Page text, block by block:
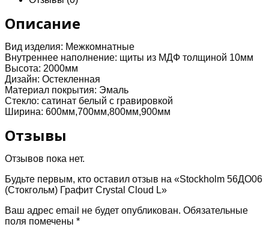
Описание
Вид изделия: Межкомнатные
Внутреннее наполнение: щиты из МДФ толщиной 10мм
Высота: 2000мм
Дизайн: Остекленная
Материал покрытия: Эмаль
Стекло: сатинат белый с гравировкой
Ширина: 600мм,700мм,800мм,900мм
Отзывы
Отзывов пока нет.
Будьте первым, кто оставил отзыв на «Stockholm 56ДО06
(Стокгольм) Графит Crystal Cloud L»
Ваш адрес email не будет опубликован. Обязательные
поля помечены *